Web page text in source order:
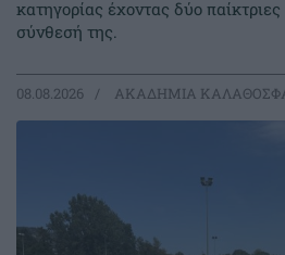
κατηγορίας έχοντας δύο
σύνθεσή της.
08.08.2026 ΑΚΑΔΗΜΙΑ